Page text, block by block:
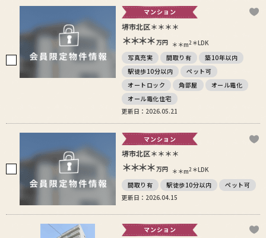
マンション
堺市北区＊＊＊＊
＊＊＊＊ 万円 ＊＊m2＊LDK
写真充実
間取り有
築10年以内
駅徒歩10分以内
ペット可
オートロック
角部屋
オール電化
オール電化住宅
更新日：2026.05.21
マンション
堺市北区＊＊＊＊
＊＊＊＊ 万円 ＊＊m2＊LDK
間取り有
駅徒歩10分以内
ペット可
更新日：2026.04.15
マンション